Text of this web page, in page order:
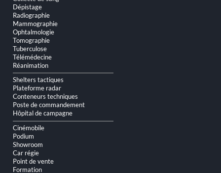
Dépistage
Radiographie
Mammographie
Ophtalmologie
Tomographie
Tuberculose
Télémédecine
Réanimation
Shelters tactiques
Plateforme radar
Conteneurs techniques
Poste de commandement
Hôpital de campagne
Cinémobile
Podium
Showroom
Car régie
Point de vente
Formation